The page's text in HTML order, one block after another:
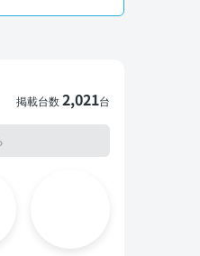
掲載台数2,021台